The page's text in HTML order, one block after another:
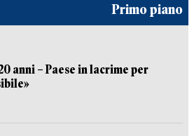
Primo piano
anni – Paese in lacrime per